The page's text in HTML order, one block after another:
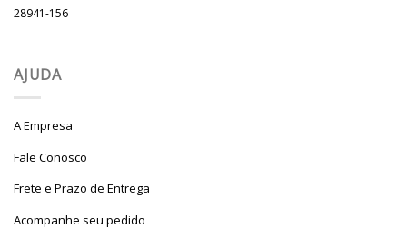
28941-156
AJUDA
A Empresa
Fale Conosco
Frete e Prazo de Entrega
Acompanhe seu pedido